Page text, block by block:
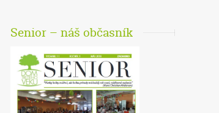
Senior – náš občasník